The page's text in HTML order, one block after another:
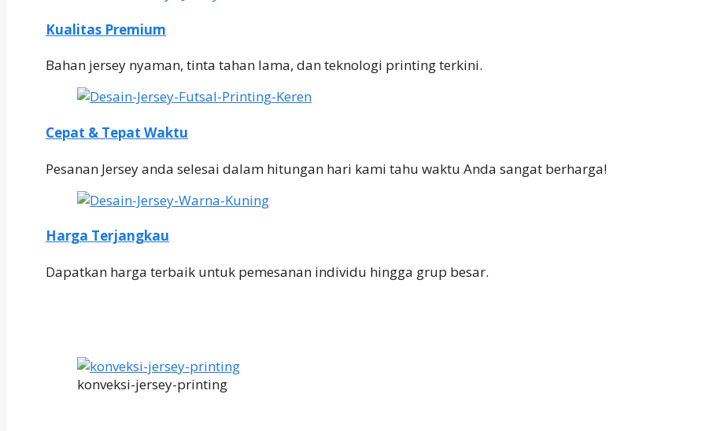
Kualitas Premium
Bahan jersey nyaman, tinta tahan lama, dan teknologi printing terkini.
Cepat & Tepat Waktu
Pesanan Jersey anda selesai dalam hitungan hari kami tahu waktu Anda sangat berharga!
Harga Terjangkau
Dapatkan harga terbaik untuk pemesanan individu hingga grup besar.
konveksi-jersey-printing